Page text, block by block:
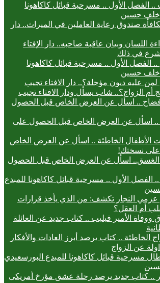
.. الفصل الأول .. مسرحية قبائل كاكاهونا
خلف حسين
صندوق رعاية العاملين في الميراث.. دار
اللسان وبيان عاقبة صاحبه.. دار الإفتاء
في ذلك
.. الفصل الأول .. مسرحية قبائل كاكاهونا
خلف حسين
عليه ديون مؤجلة؟.. دار الافتاء تجيب
أم الزواج؟.. شاب يسأل ودار الافتاء تجيب
فضاح .. اسأل عن العرض الخاص قبل الحصول
اسأل عن العرض الخاص قبل الحصول على
الأطفال الخاطئة .. اسأل عن العرض الخاص
نسختك!
الغسق.. اسأل عن العرض الخاص قبل الحصول
.. الفصل الأول .. مسرحية قبائل كاكاهونا للمبدع
عزمي النجار تكشف: من الذي يأخذ قرارات
أم العقل؟
ووفاة الأمير فيليب .. كتاب جديد عن العائلة
الخاطئة .. كتاب يرصد أبرز العادات والأفكار
عن الزواج
مسرحية قبائل كاكاهونا للمبدع البورسعيدي
.. كتاب جديد يرصد رحلة عشق مؤرخ أمريكى